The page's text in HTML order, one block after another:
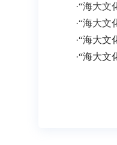
·“海大文
·“海大文
·“海大文
·“海大文